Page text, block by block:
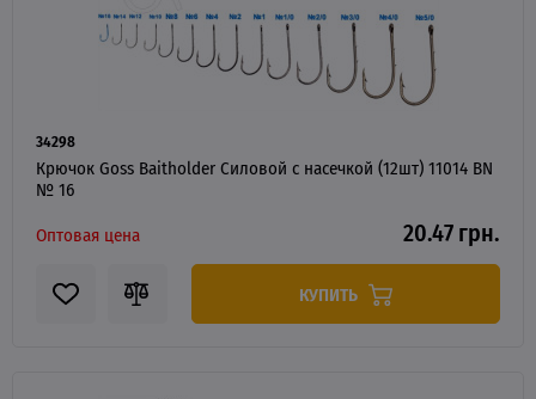
34298
Крючок Goss Baitholder Силовой с насечкой (12шт) 11014 BN
№ 16
Оптовая цена
20.47 грн.
КУПИТЬ